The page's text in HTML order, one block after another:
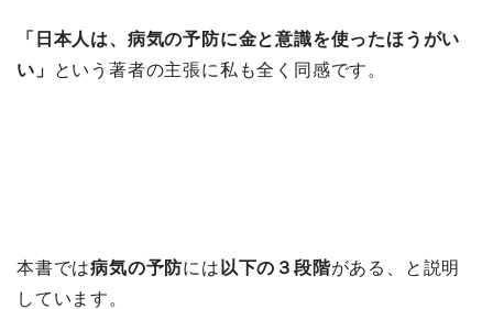
「日本人は、病気の予防に金と意識を使ったほうがい
い」
という著者の主張に私も全く同感です。
本書では病気の予防には 以下の３段階がある、と説明
しています。